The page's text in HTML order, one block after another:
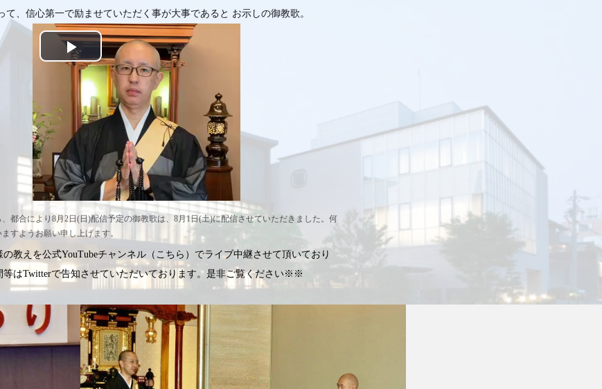
て、信心第一で励ませていただく事が大事であると お示しの御教歌。
Play
Video
都合により8月2日(日)配信予定の御教歌は、8月1日(土)に配信させていただきました。何
すようお願い申し上げます。
教えを公式YouTubeチャンネル（こちら）でライブ中継させて頂いており
等はTwitterで告知させていただいております。是非ご覧ください※※